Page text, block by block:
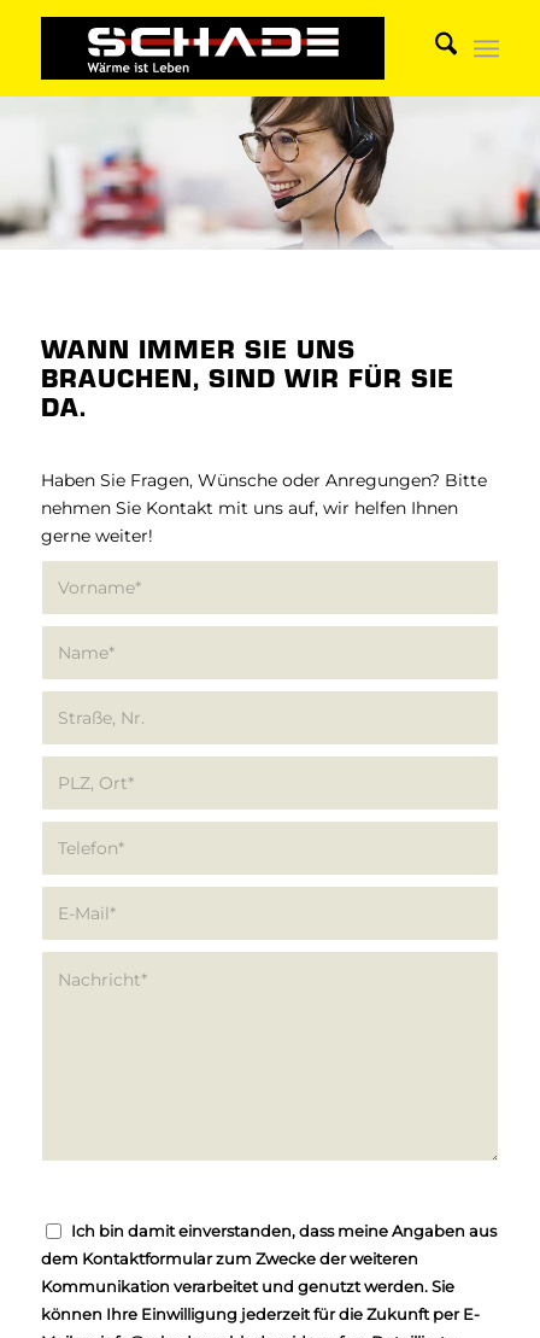
WANN IMMER SIE UNS
BRAUCHEN, SIND WIR FÜR SIE
DA.
Haben Sie Fragen, Wünsche oder Anregungen? Bitte
nehmen Sie Kontakt mit uns auf, wir helfen Ihnen
gerne weiter!
Ich bin damit einverstanden, dass meine Angaben aus
dem Kontaktformular zum Zwecke der weiteren
Kommunikation verarbeitet und genutzt werden. Sie
können Ihre Einwilligung jederzeit für die Zukunft per E-